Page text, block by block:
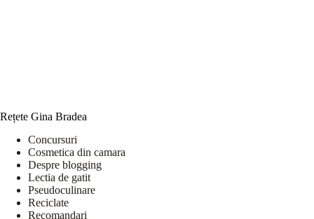
Rețete Gina Bradea
Concursuri
Cosmetica din camara
Despre blogging
Lectia de gatit
Pseudoculinare
Reciclate
Recomandari